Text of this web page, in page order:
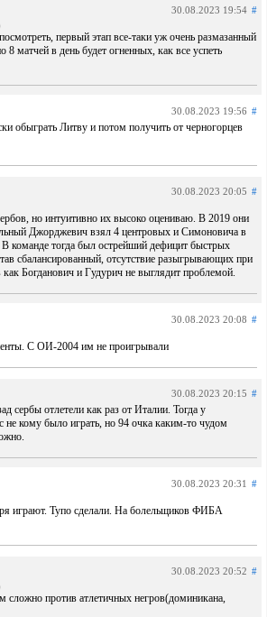
30.08.2023 19:54 #
первый этап все-таки уж очень размазанный
8 матчей в день будет огненных, как все успеть
30.08.2023 19:56 #
обыграть Литву и потом получить от черногорцев
30.08.2023 20:05 #
но интуитивно их высоко оцениваю. В 2019 они
Джорджевич взял 4 центровых и Симоновича в
В команде тогда был острейший дефицит быстрых
сбалансированный, отсутствие разыгрывающих при
Богданович и Гудурич не выглядит проблемой.
30.08.2023 20:08 #
С ОИ-2004 им не проигрывали
30.08.2023 20:15 #
сербы отлетели как раз от Италии. Тогда у
не кому было играть, но 94 очка каким-то чудом
30.08.2023 20:31 #
играют. Тупо сделали. На болельщиков ФИБА
30.08.2023 20:52 #
сложно против атлетичных негров(доминикана,